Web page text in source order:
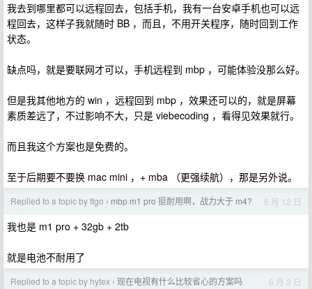
我去到哪里都可以远程回去，包括手机，我有一台安卓手机也可以远
程回去，这样子我就随时 BB ，而且，不用开关程序，随时回到工作
状态。
缺点吗，就是要联网才可以，手机远程到 mbp ，可能体验没那么好。
但是我其他地方的 win ，远程回到 mbp ，效果还可以的，就是屏幕
素质差远了，不过影响不大，只是 viebecoding ，看得见效果就行。
而且我这个方案也是免费的。
至于后期要不要换 mac mini ，+ mba （更强续航），那是另外说。
Replied to a topic by ttgo › mbp m1 pro 挺耐用啊，战力大于 m4? 6 月 12 日
我也是 m1 pro + 32gb + 2tb
就是电池不耐用了
Replied to a topic by hytex › 现在电视有什么比较省心的方案吗 6 月 3 日